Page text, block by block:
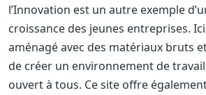
l’Innovation est un autre exemple
croissance des jeunes entreprises.
aménagé avec des matériaux bruts
de créer un environnement de
ouvert à tous. Ce site offre